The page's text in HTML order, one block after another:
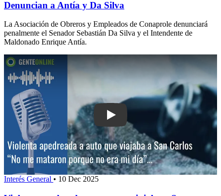
Denuncian a Antía y Da Silva
La Asociación de Obreros y Empleados de Conaprole denunciará
penalmente el Senador Sebastián Da Silva y el Intendente de
Maldonado Enrique Antía.
Play: Violenta apedreada a auto que
Interés General • 10 Dec 2025